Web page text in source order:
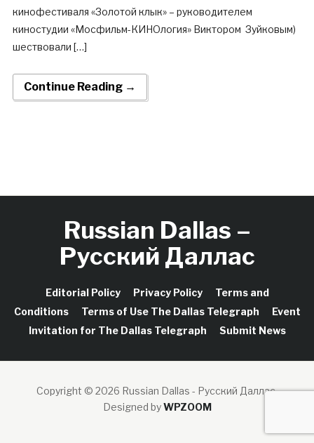
кинофестиваля «Золотой клык» – руководителем
киностудии «Мосфильм-КИНОлогия» Виктором Зуйковым)
шествовали […]
Continue Reading →
Russian Dallas –
Русский Даллас
Editorial Policy Privacy Policy
Terms and
Conditions
Terms of Use The Dallas Telegraph
Event
Invitation for The Dallas Telegraph
Submit News
Copyright © 2026 Russian Dallas - Русский Даллас.
Designed byWPZOOM